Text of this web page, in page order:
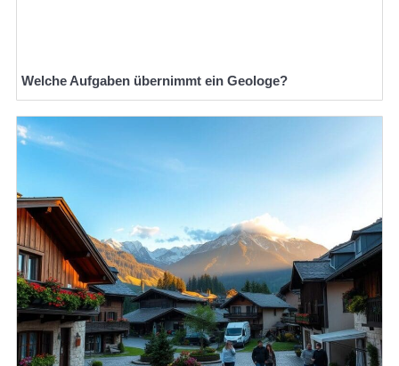
Welche Aufgaben übernimmt ein Geologe?